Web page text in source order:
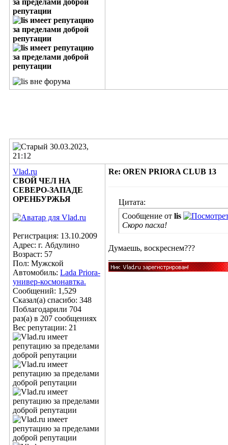
30.03.2023,
21:12
Vlad.ru
СВОЙ ЧЕЛ НА
СЕВЕРО-ЗАПАДЕ
ОРЕНБУРЖЬЯ
Регистрация: 13.10.2009
Адрес: г. Абдулино
Возраст: 57
Пол: Мужской
Автомобиль: Lada Priora-
универ-космонавтка.
Сообщений: 1,529
Сказал(а) спасибо: 348
Поблагодарили 704
раз(а) в 207 сообщениях
Вес репутации: 21
Re: OREN PRIORA CLUB 13
Цитата:
Сообщение от lis
Скоро пасха!
Думаешь, воскреснем???